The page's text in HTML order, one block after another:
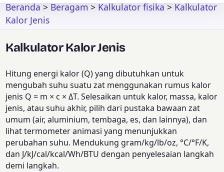
Beranda>Beragam>Kalkulator fisika>Kalkulator
Kalor Jenis
Kalkulator Kalor Jenis
Hitung energi kalor (Q) yang dibutuhkan untuk
mengubah suhu suatu zat menggunakan rumus kalor
jenis Q = m × c × ΔT. Selesaikan untuk kalor, massa, kalor
jenis, atau suhu akhir, pilih dari pustaka bawaan zat
umum (air, aluminium, tembaga, es, dan lainnya), dan
lihat termometer animasi yang menunjukkan
perubahan suhu. Mendukung gram/kg/lb/oz, °C/°F/K,
dan J/kJ/cal/kcal/Wh/BTU dengan penyelesaian langkah
demi langkah.